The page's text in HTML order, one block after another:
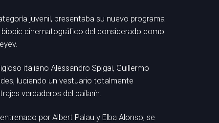
juvenil, presentaba su nuevo programa
cinematográfico del considerado como
italiano Alessandro Spigai, Guillermo
luciendo un vestuario totalmente
verdaderos del bailarín.
por Albert Palau y Elba Alonso, se